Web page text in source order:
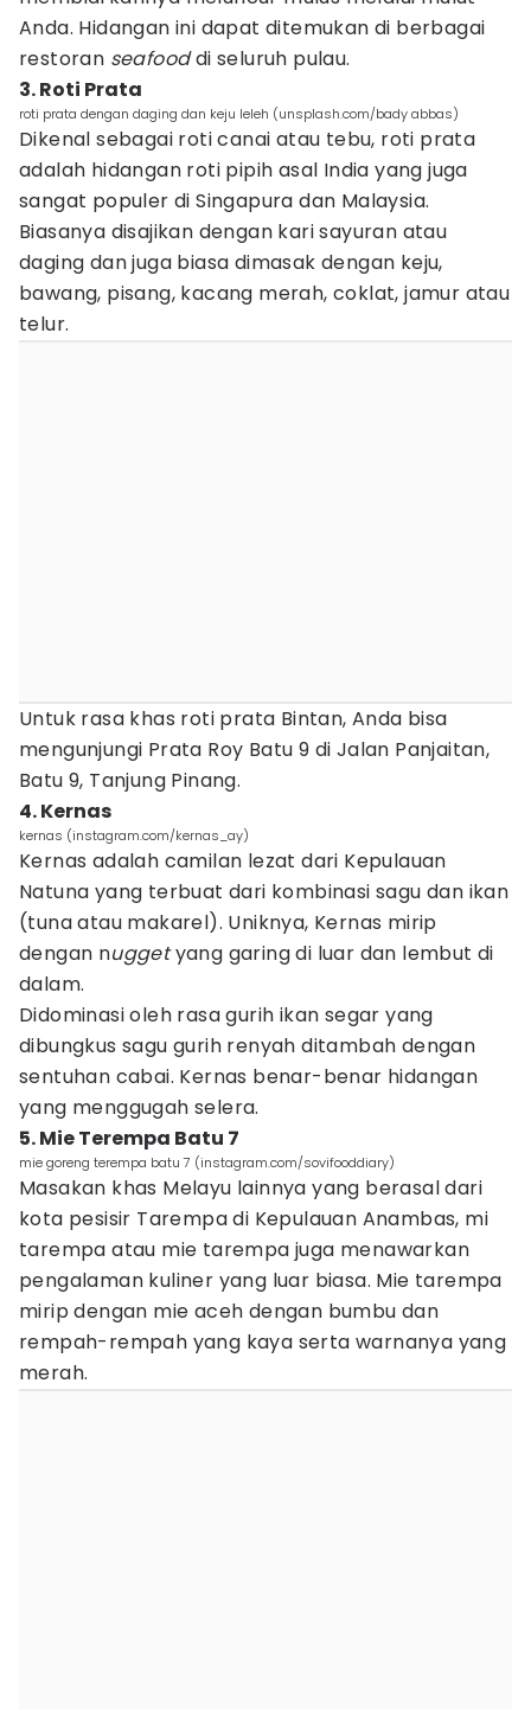
Anda. Hidangan ini dapat ditemukan di berbagai
restoran seafooddi seluruh pulau.
3. Roti Prata
roti prata dengan daging dan keju leleh (unsplash.com/bady abbas)
Dikenal sebagai roti canai atau tebu, roti prata
adalah hidangan roti pipih asal India yang juga
sangat populer di Singapura dan Malaysia.
Biasanya disajikan dengan kari sayuran atau
daging dan juga biasa dimasak dengan keju,
bawang, pisang, kacang merah, coklat, jamur atau
telur.
Untuk rasa khas roti prata Bintan, Anda bisa
mengunjungi Prata Roy Batu 9 di Jalan Panjaitan,
Batu 9, Tanjung Pinang.
4. Kernas
kernas (instagram.com/kernas_ay)
Kernas adalah camilan lezat dari Kepulauan
Natuna yang terbuat dari kombinasi sagu dan ikan
(tuna atau makarel). Uniknya, Kernas mirip
dengan nuggetyang garing di luar dan lembut di
dalam.
Didominasi oleh rasa gurih ikan segar yang
dibungkus sagu gurih renyah ditambah dengan
sentuhan cabai. Kernas benar-benar hidangan
yang menggugah selera.
5. Mie Terempa Batu 7
mie goreng terempa batu 7 (instagram.com/sovifooddiary)
Masakan khas Melayu lainnya yang berasal dari
kota pesisir Tarempa di Kepulauan Anambas, mi
tarempa atau mie tarempa juga menawarkan
pengalaman kuliner yang luar biasa. Mie tarempa
mirip dengan mie aceh dengan bumbu dan
rempah-rempah yang kaya serta warnanya yang
merah.